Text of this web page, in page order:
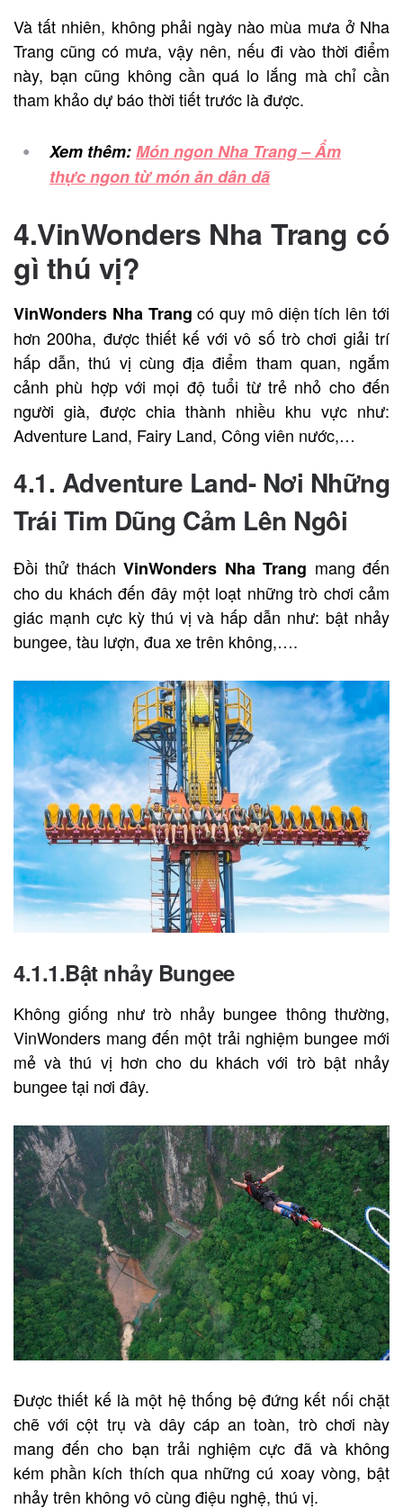
Và tất nhiên, không phải ngày nào mùa mưa ở Nha
Trang cũng có mưa, vậy nên, nếu đi vào thời điểm
này, bạn cũng không cần quá lo lắng mà chỉ cần
tham khảo dự báo thời tiết trước là được.
Xem thêm:Món ngon Nha Trang – Ẩm
thực ngon từ món ăn dân dã
4.VinWonders Nha Trang có
gì thú vị?
VinWonders Nha Trangcó quy mô diện tích lên tới
hơn 200ha, được thiết kế với vô số trò chơi giải trí
hấp dẫn, thú vị cùng địa điểm tham quan, ngắm
cảnh phù hợp với mọi độ tuổi từ trẻ nhỏ cho đến
người già, được chia thành nhiều khu vực như:
Adventure Land, Fairy Land, Công viên nước,…
4.1. Adventure Land- Nơi Những
Trái Tim Dũng Cảm Lên Ngôi
Đồi thử tháchVinWonders Nha Trang mang đến
cho du khách đến đây một loạt những trò chơi cảm
giác mạnh cực kỳ thú vị và hấp dẫn như: bật nhảy
bungee, tàu lượn, đua xe trên không,….
4.1.1.Bật nhảy Bungee
Không giống như trò nhảy bungee thông thường,
VinWonders mang đến một trải nghiệm bungee mới
mẻ và thú vị hơn cho du khách với trò bật nhảy
bungee tại nơi đây.
Được thiết kế là một hệ thống bệ đứng kết nối chặt
chẽ với cột trụ và dây cáp an toàn, trò chơi này
mang đến cho bạn trải nghiệm cực đã và không
kém phần kích thích qua những cú xoay vòng, bật
nhảy trên không vô cùng điệu nghệ, thú vị.